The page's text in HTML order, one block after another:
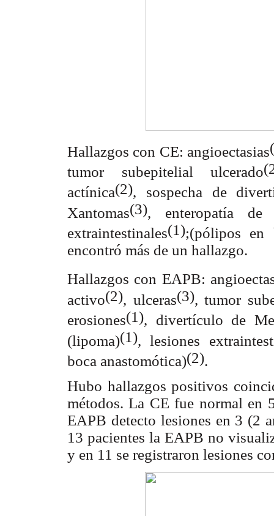
Hallazgos con CE: angioectasias
tumor subepitelial ulcerado
actínica(2), sospecha de
Xantomas(3), enteropatía de
extraintestinales(1);(pólipos en
encontró más de un hallazgo.
Hallazgos con EAPB:
activo(2), ulceras(3), tumor
erosiones(1), divertículo de
(lipoma)(1), lesiones
boca anastomótica)(2).
Hubo hallazgos positivos
métodos. La CE fue normal en
EAPB detecto lesiones en 3 (2
13 pacientes la EAPB no
y en 11 se registraron lesiones